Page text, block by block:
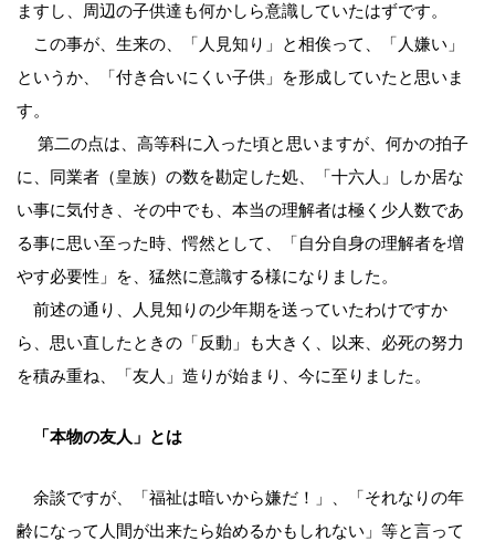
ますし、周辺の子供達も何かしら意識していたはずです。
この事が、生来の、「人見知り」と相俟って、「人嫌い」
というか、「付き合いにくい子供」を形成していたと思いま
す。
第二の点は、高等科に入った頃と思いますが、何かの拍子
に、同業者（皇族）の数を勘定した処、「十六人」しか居な
い事に気付き、その中でも、本当の理解者は極く少人数であ
る事に思い至った時、愕然として、「自分自身の理解者を増
やす必要性」を、猛然に意識する様になりました。
前述の通り、人見知りの少年期を送っていたわけですか
ら、思い直したときの「反動」も大きく、以来、必死の努力
を積み重ね、「友人」造りが始まり、今に至りました。
「本物の友人」とは
余談ですが、「福祉は暗いから嫌だ！」、「それなりの年
齢になって人間が出来たら始めるかもしれない」等と言って